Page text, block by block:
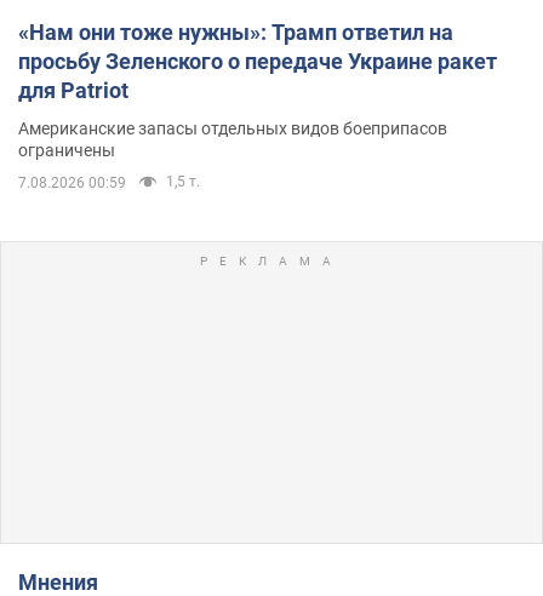
«Нам они тоже нужны»: Трамп ответил на
просьбу Зеленского о передаче Украине ракет
для Patriot
Американские запасы отдельных видов боеприпасов
ограничены
7.08.2026 00:59 1,5 т.
Мнения